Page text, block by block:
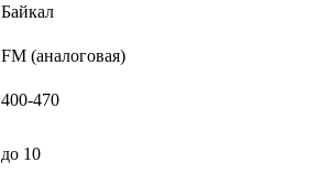
Байкал
FM (аналоговая)
400-470
до 10